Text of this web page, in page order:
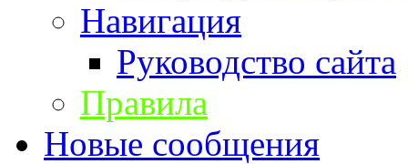
Навигация
Руководство сайта
Правила
Новые сообщения